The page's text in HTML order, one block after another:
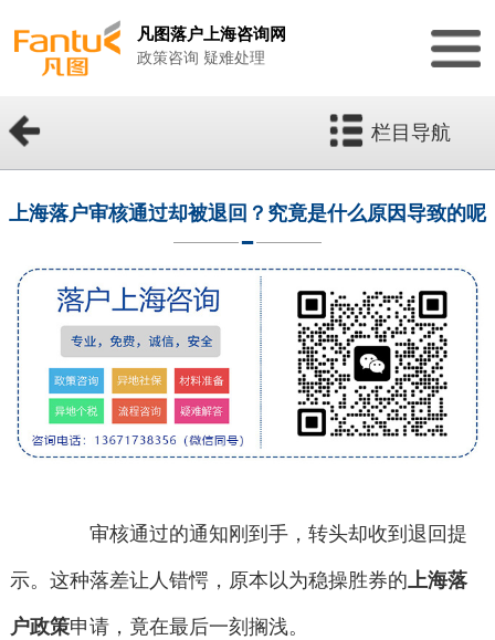
凡图落户上海咨询网
政策咨询 疑难处理
栏目导航
上海落户审核通过却被退回？究竟是什么原因导致的呢
审核通过的通知刚到手，转头却收到退回提
示。这种落差让人错愕，原本以为稳操胜券的上海落
户政策申请，竟在最后一刻搁浅。